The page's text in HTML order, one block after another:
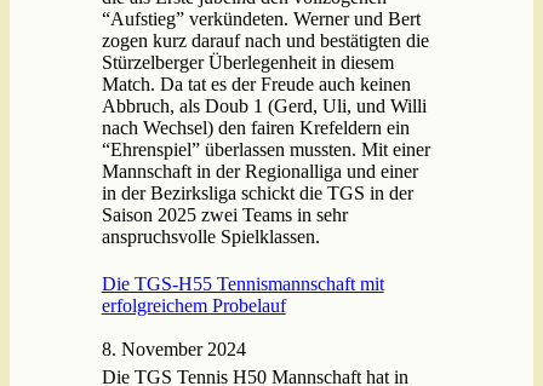
“Aufstieg” verkündeten. Werner und Bert
zogen kurz darauf nach und bestätigten die
Stürzelberger Überlegenheit in diesem
Match. Da tat es der Freude auch keinen
Abbruch, als Doub 1 (Gerd, Uli, und Willi
nach Wechsel) den fairen Krefeldern ein
“Ehrenspiel” überlassen mussten. Mit einer
Mannschaft in der Regionalliga und einer
in der Bezirksliga schickt die TGS in der
Saison 2025 zwei Teams in sehr
anspruchsvolle Spielklassen.
Die TGS-H55 Tennismannschaft mit
erfolgreichem Probelauf
8. November 2024
Die TGS Tennis H50 Mannschaft hat in